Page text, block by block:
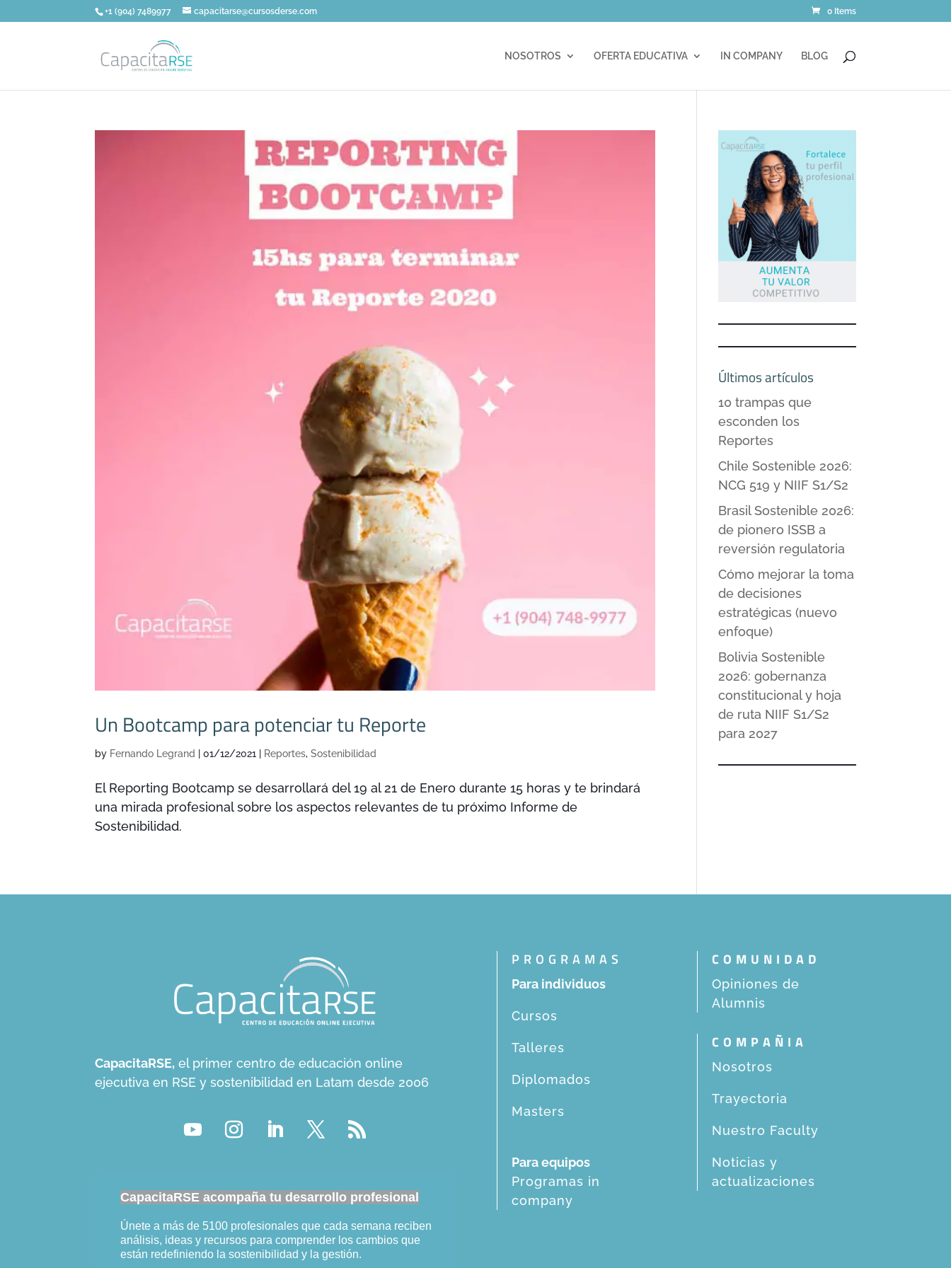
+1 (904) 7489977 capacitarse@cursosderse.com 0 Items
NOSOTROS OFERTA EDUCATIVA IN COMPANY BLOG
Un Bootcamp para potenciar tu Reporte
by Fernando Legrand |01/12/2021 Reportes,Sostenibilidad
El Reporting Bootcamp se desarrollará del 19 al 21 de Enero durante 15 horas y te brindará
una mirada profesional sobre los aspectos relevantes de tu próximo Informe de
Sostenibilidad.
Últimos artículos
10 trampas que
esconden los
Reportes
Chile Sostenible 2026:
NCG 519 y NIIF S1/S2
Brasil Sostenible 2026:
de pionero ISSB a
reversión regulatoria
Cómo mejorar la toma
de decisiones
estratégicas (nuevo
enfoque)
Bolivia Sostenible
2026: gobernanza
constitucional y hoja
de ruta NIIF S1/S2
para 2027
CapacitaRSE, el primer centro de educación online
ejecutiva en RSE y sostenibilidad en Latam desde 2006
CapacitaRSE acompaña tu desarrollo profesional
Únete a más de 5100 profesionales que cada semana reciben
análisis, ideas y recursos para comprender los cambios que
están redefiniendo la sostenibilidad y la gestión.
PROGRAMAS
Para individuos
Cursos
Talleres
Diplomados
Masters
Para equipos
Programas in
company
COMUNIDAD
Opiniones de
Alumnis
COMPAÑIA
Nosotros
Trayectoria
Nuestro Faculty
Noticias y
actualizaciones